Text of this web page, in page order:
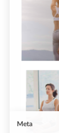
Meta